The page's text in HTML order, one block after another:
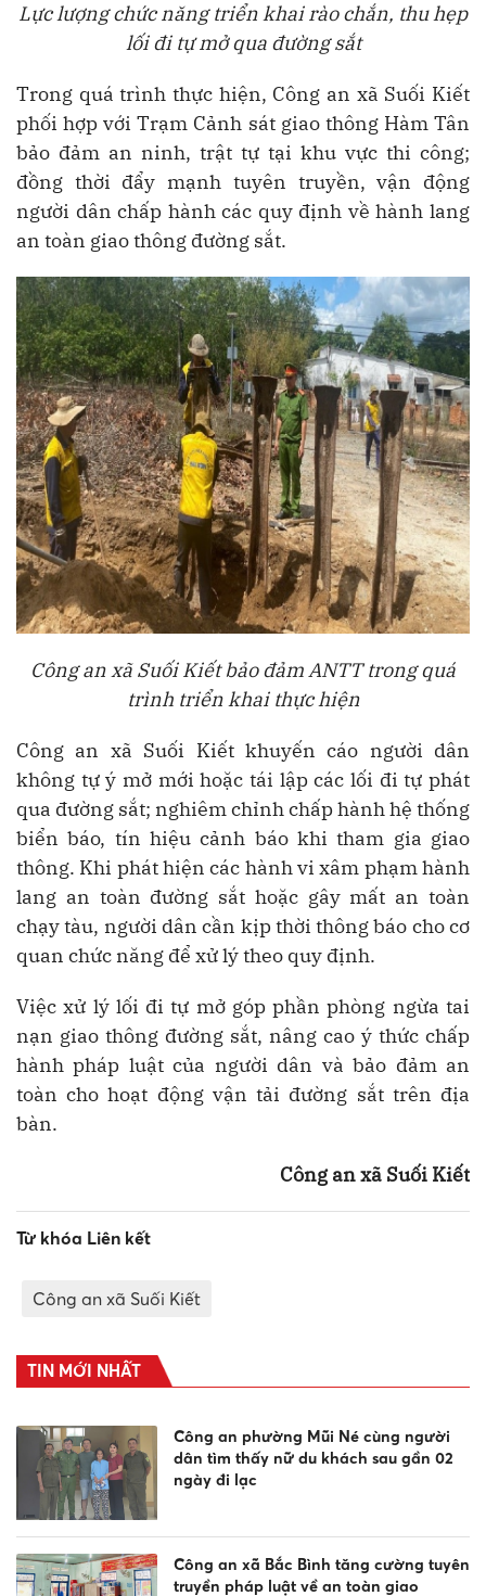
Lực lượng chức năng triển khai rào chắn, thu hẹp
lối đi tự mở qua đường sắt
Trong quá trình thực hiện, Công an xã Suối Kiết
phối hợp với Trạm Cảnh sát giao thông Hàm Tân
bảo đảm an ninh, trật tự tại khu vực thi công;
đồng thời đẩy mạnh tuyên truyền, vận động
người dân chấp hành các quy định về hành lang
an toàn giao thông đường sắt.
Công an xã Suối Kiết bảo đảm ANTT trong quá
trình triển khai thực hiện
Công an xã Suối Kiết khuyến cáo người dân
không tự ý mở mới hoặc tái lập các lối đi tự phát
qua đường sắt; nghiêm chỉnh chấp hành hệ thống
biển báo, tín hiệu cảnh báo khi tham gia giao
thông. Khi phát hiện các hành vi xâm phạm hành
lang an toàn đường sắt hoặc gây mất an toàn
chạy tàu, người dân cần kịp thời thông báo cho cơ
quan chức năng để xử lý theo quy định.
Việc xử lý lối đi tự mở góp phần phòng ngừa tai
nạn giao thông đường sắt, nâng cao ý thức chấp
hành pháp luật của người dân và bảo đảm an
toàn cho hoạt động vận tải đường sắt trên địa
bàn.
Công an xã Suối Kiết
Từ khóa Liên kết
Công an xã Suối Kiết
TIN MỚI NHẤT
Công an phường Mũi Né cùng người
dân tìm thấy nữ du khách sau gần 02
ngày đi lạc
Công an xã Bắc Bình tăng cường tuyên
truyền pháp luật về an toàn giao